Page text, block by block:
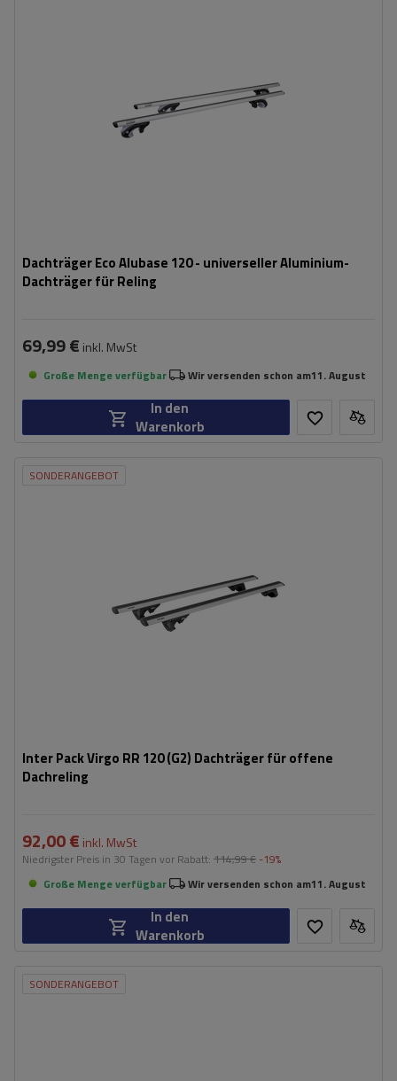
Dachträger Eco Alubase 120 - universeller Aluminium-
Dachträger für Reling
69,99 € inkl. MwSt
Große Menge verfügbar Wir versenden schon am11. August
In den
Warenkorb
SONDERANGEBOT
Inter Pack Virgo RR 120 (G2) Dachträger für offene
Dachreling
92,00 € inkl. MwSt
Niedrigster Preis in 30 Tagen vor Rabatt: 114,99 € -19%
Große Menge verfügbar
Wir versenden schon am11. August
In den
Warenkorb
SONDERANGEBOT